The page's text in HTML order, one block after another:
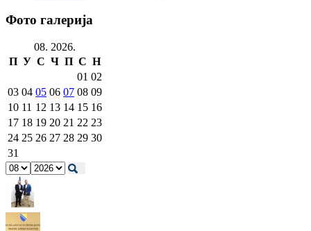
Фото галерија
08. 2026.
П У С Ч П С Н
01 02
03 04 05 06 07 08 09
10 11 12 13 14 15 16
17 18 19 20 21 22 23
24 25 26 27 28 29 30
31